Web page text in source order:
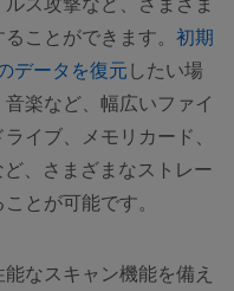
ことができます。 初期
データを復元したい場
楽など、幅広いファイ
イブ、メモリカード、
、さまざまなストレー
とが可能です。
なスキャン機能を備え